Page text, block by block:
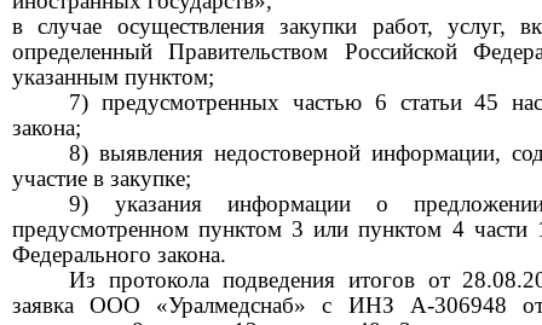
в случае осуществления закупки работ, услуг,
определенный Правительством Российской
указанным пунктом;
7) предусмотренных частью 6 статьи 45
закона;
8) выявления недостоверной информации,
участие в закупке;
9) указания информации о
предусмотренном пунктом 3 или пунктом 4 части
Федерального закона.
Из протокола подведения итогов от
заявка ООО «Уралмедснаб» с ИНЗ A-306948